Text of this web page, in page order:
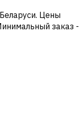
Цены
заказ -